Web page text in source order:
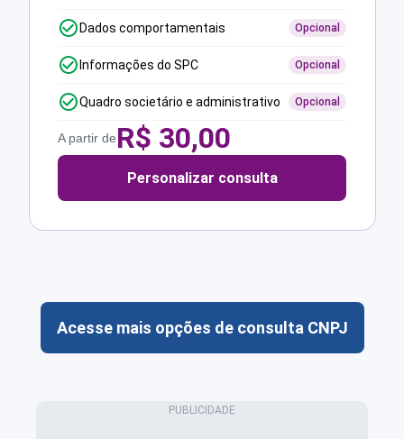
Dados comportamentais Opcional
Informações do SPC Opcional
Quadro societário e administrativo Opcional
A partir deR$ 30,00
Personalizar consulta
Acesse mais opções de consulta CNPJ